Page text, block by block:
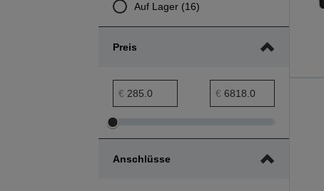
Auf Lager (16)
Preis
Preis min. Bereich
€ Preis max. Bereich
€
Preis
Bereich
Preis
Bereich
Anschlüsse